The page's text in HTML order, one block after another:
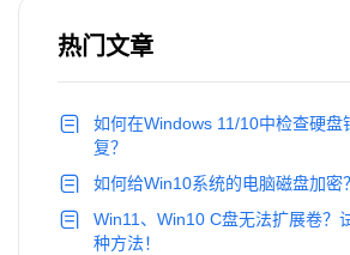
热门文章
如何在Windows 11/10中检查硬盘
复？
如何给Win10系统的电脑磁盘加密？
Win11、Win10 C盘无法扩展卷？
种方法！